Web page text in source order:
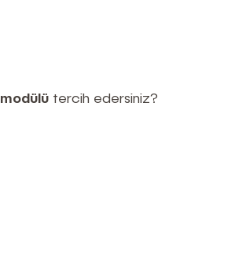
modülü tercih edersiniz?